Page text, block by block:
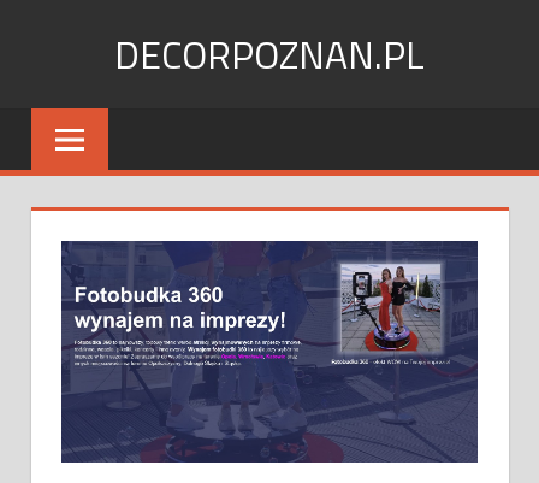
DECORPOZNAN.PL